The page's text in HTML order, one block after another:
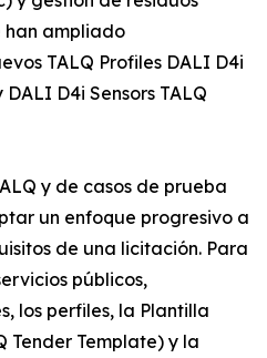
han ampliado
TALQ Profiles DALI D4i
D4i Sensors TALQ
y de casos de prueba
un enfoque progresivo a
de una licitación. Para
públicos,
los perfiles, la Plantilla
Tender Template) y la